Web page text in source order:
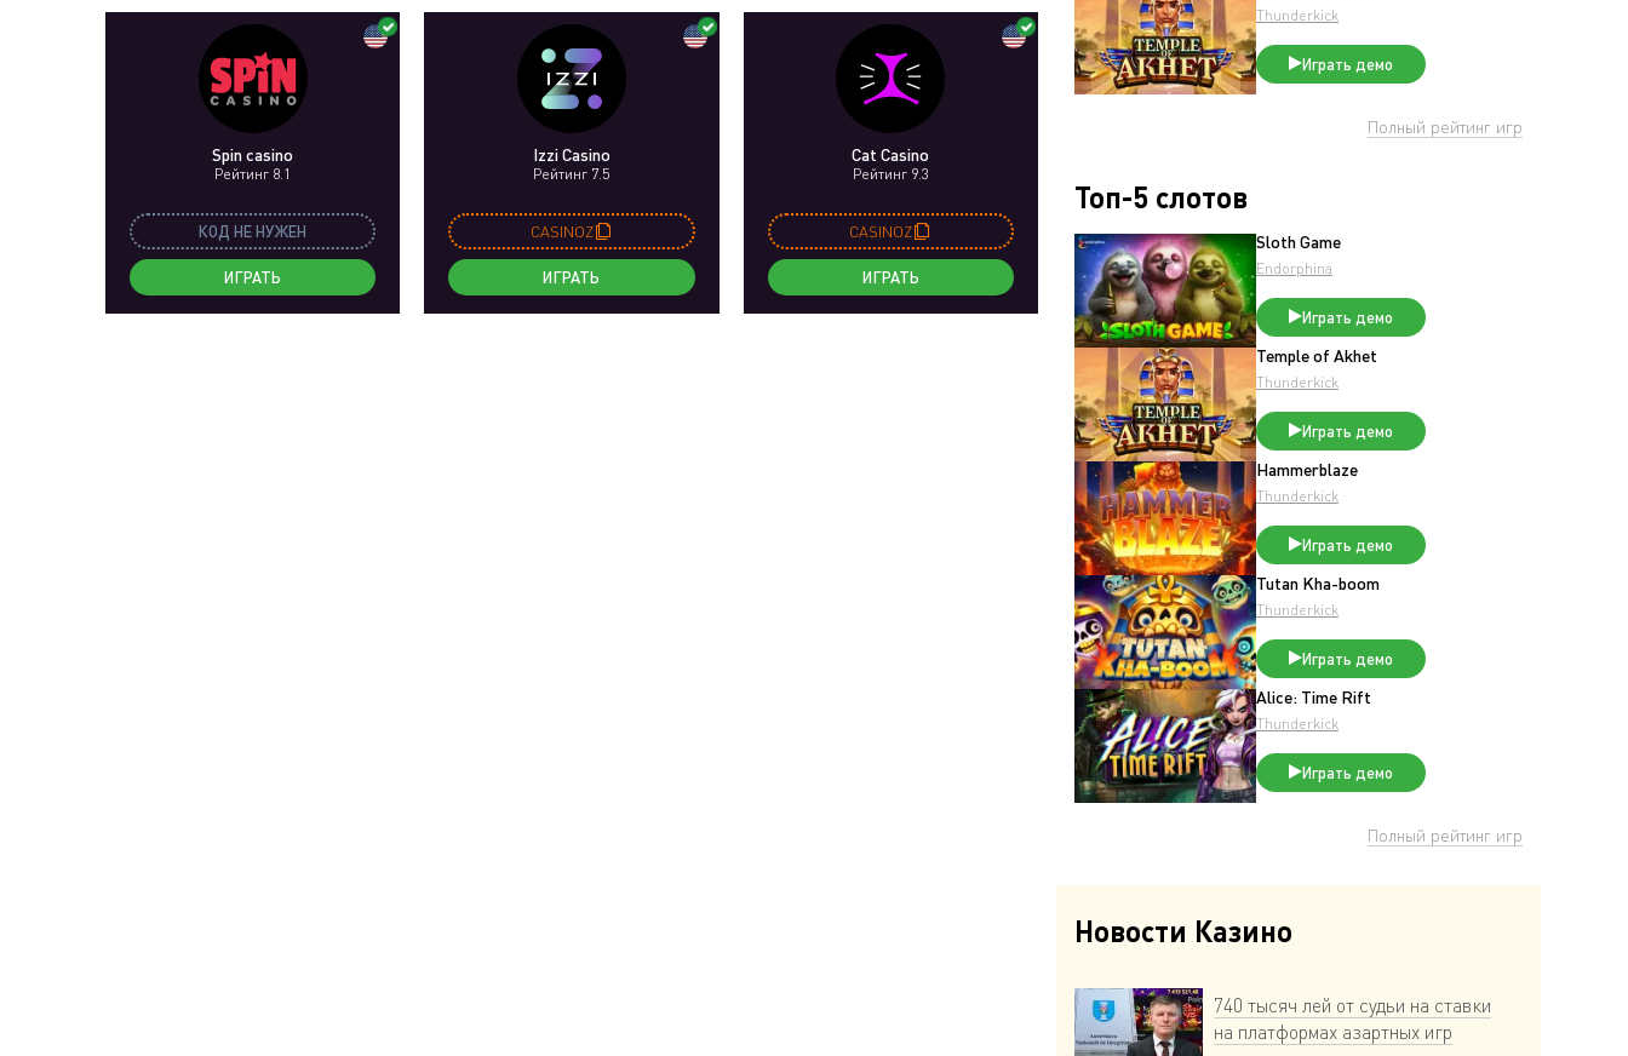
Spin casino
Рейтинг 8.1
КОД НЕ НУЖЕН
ИГРАТЬ
Izzi Casino
Рейтинг 7.5
CASINOZ
ИГРАТЬ
Cat Casino
Рейтинг 9.3
CASINOZ
ИГРАТЬ
Thunderkick
Играть демо
Полный рейтинг игр
Топ-5 слотов
Sloth Game
Endorphina
Играть демо
Temple of Akhet
Thunderkick
Играть демо
Hammerblaze
Thunderkick
Играть демо
Tutan Kha-boom
Thunderkick
Играть демо
Alice: Time Rift
Thunderkick
Играть демо
Полный рейтинг игр
Новости Казино
740 тысяч лей от судьи на ставки
на платформах азартных игр